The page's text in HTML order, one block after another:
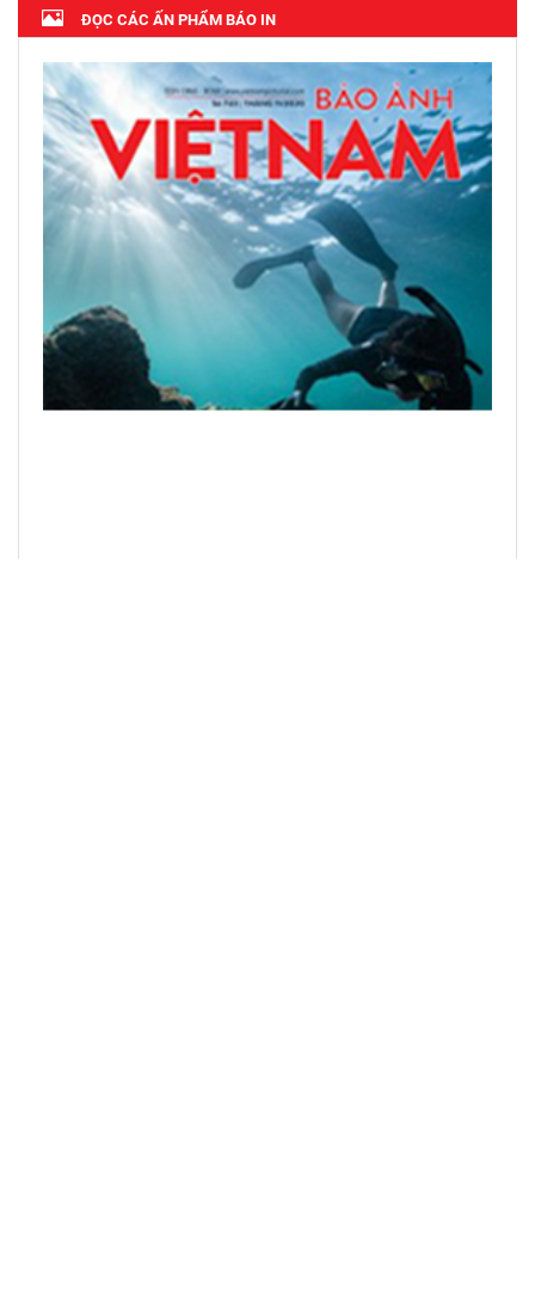
ĐỌC CÁC ẤN PHẨM BÁO IN